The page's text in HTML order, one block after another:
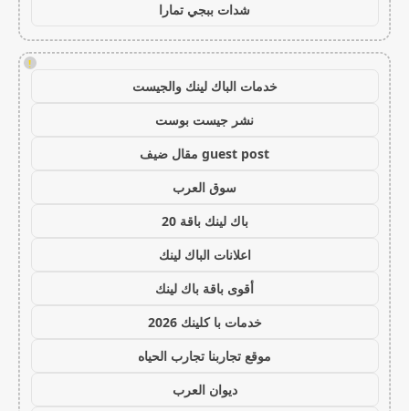
شدات ببجي تمارا
!
خدمات الباك لينك والجيست
نشر جيست بوست
guest post مقال ضيف
سوق العرب
باك لينك باقة 20
اعلانات الباك لينك
أقوى باقة باك لينك
خدمات با كلينك 2026
موقع تجاربنا تجارب الحياه
ديوان العرب